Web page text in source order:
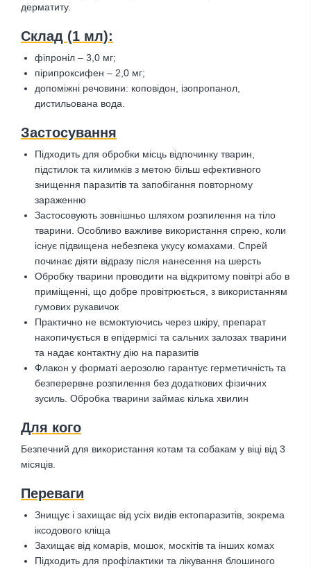
дерматиту.
Склад (1 мл):
фіпроніл – 3,0 мг;
пірипроксифен – 2,0 мг;
допоміжні речовини: коповідон, ізопропанол,
дистильована вода.
Застосування
Підходить для обробки місць відпочинку тварин,
підстилок та килимків з метою більш ефективного
знищення паразитів та запобігання повторному
зараженню
Застосовують зовнішньо шляхом розпилення на тіло
тварини. Особливо важливе використання спрею, коли
існує підвищена небезпека укусу комахами. Спрей
починає діяти відразу після нанесення на шерсть
Обробку тварини проводити на відкритому повітрі або в
приміщенні, що добре провітрюється, з використанням
гумових рукавичок
Практично не всмоктуючись через шкіру, препарат
накопичується в епідермісі та сальних залозах тварини
та надає контактну дію на паразитів
Флакон у форматі аерозолю гарантує герметичність та
безперервне розпилення без додаткових фізичних
зусиль. Обробка тварини займає кілька хвилин
Для кого
Безпечний для використання котам та собакам у віці від 3
місяців.
Переваги
Знищує і захищає від усіх видів ектопаразитів, зокрема
іксодового кліща
Захищає від комарів, мошок, москітів та інших комах
Підходить для профілактики та лікування блошиного